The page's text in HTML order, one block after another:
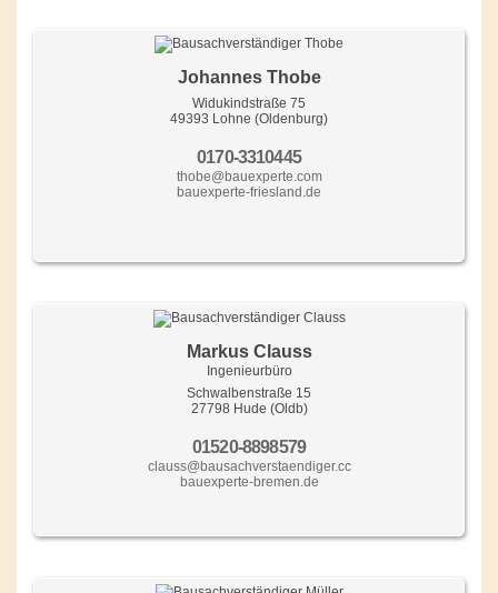
Johannes Thobe
Widukindstraße 75
49393 Lohne (Oldenburg)
0170-3310445
thobe@bauexperte.com
bauexperte-friesland.de
Markus Clauss
Ingenieurbüro
Schwalbenstraße 15
27798 Hude (Oldb)
01520-8898579
clauss@bausachverstaendiger.cc
bauexperte-bremen.de